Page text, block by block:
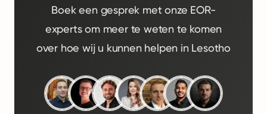
Boek een gesprek met onze EOR-
experts om meer te weten te komen
over hoe wij u kunnen helpen in Lesotho